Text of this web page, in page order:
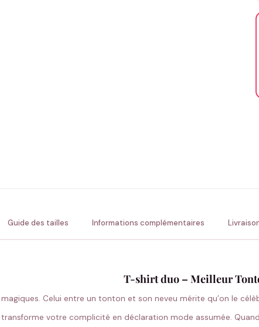
Guide des tailles Informations complémentaires
T-shirt duo – Meilleur
Celui entre un tonton et son neveu mérite qu’on le
votre complicité en déclaration mode assumée.